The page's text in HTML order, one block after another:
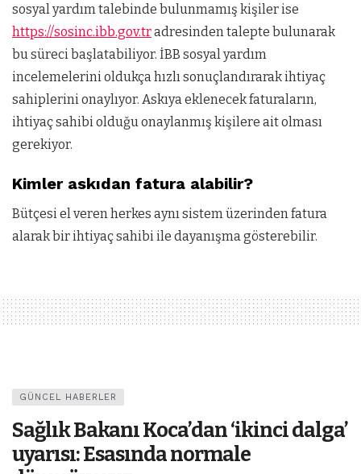
sosyal yardım talebinde bulunmamış kişiler ise
https://sosinc.ibb.gov.tradresinden talepte bulunarak
bu süreci başlatabiliyor. İBB sosyal yardım
incelemelerini oldukça hızlı sonuçlandırarak ihtiyaç
sahiplerini onaylıyor. Askıya eklenecek faturaların,
ihtiyaç sahibi olduğu onaylanmış kişilere ait olması
gerekiyor.
Kimler askıdan fatura alabilir?
Bütçesi el veren herkes aynı sistem üzerinden fatura
alarak bir ihtiyaç sahibi ile dayanışma gösterebilir.
GÜNCEL HABERLER
Sağlık Bakanı Koca’dan ‘ikinci dalga’
uyarısı: Esasında normale